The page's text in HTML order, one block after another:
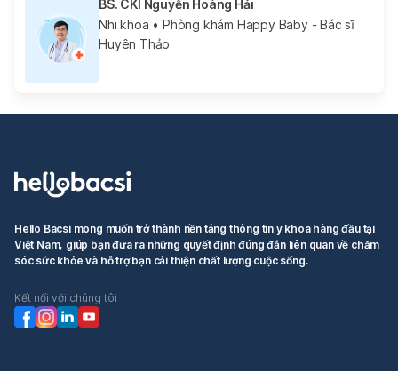
BS. CKI Nguyễn Hoàng Hải
Nhi khoa • Phòng khám Happy Baby - Bác sĩ
Huyên Thảo
Hello Bacsi mong muốn trở thành nền tảng thông tin y khoa hàng đầu tại
Việt Nam, giúp bạn đưa ra những quyết định đúng đắn liên quan về chăm
sóc sức khỏe và hỗ trợ bạn cải thiện chất lượng cuộc sống.
Kết nối với chúng tôi